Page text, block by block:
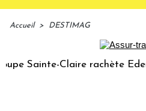
Accueil > DESTIMAG
Sainte-Claire rachète Eden